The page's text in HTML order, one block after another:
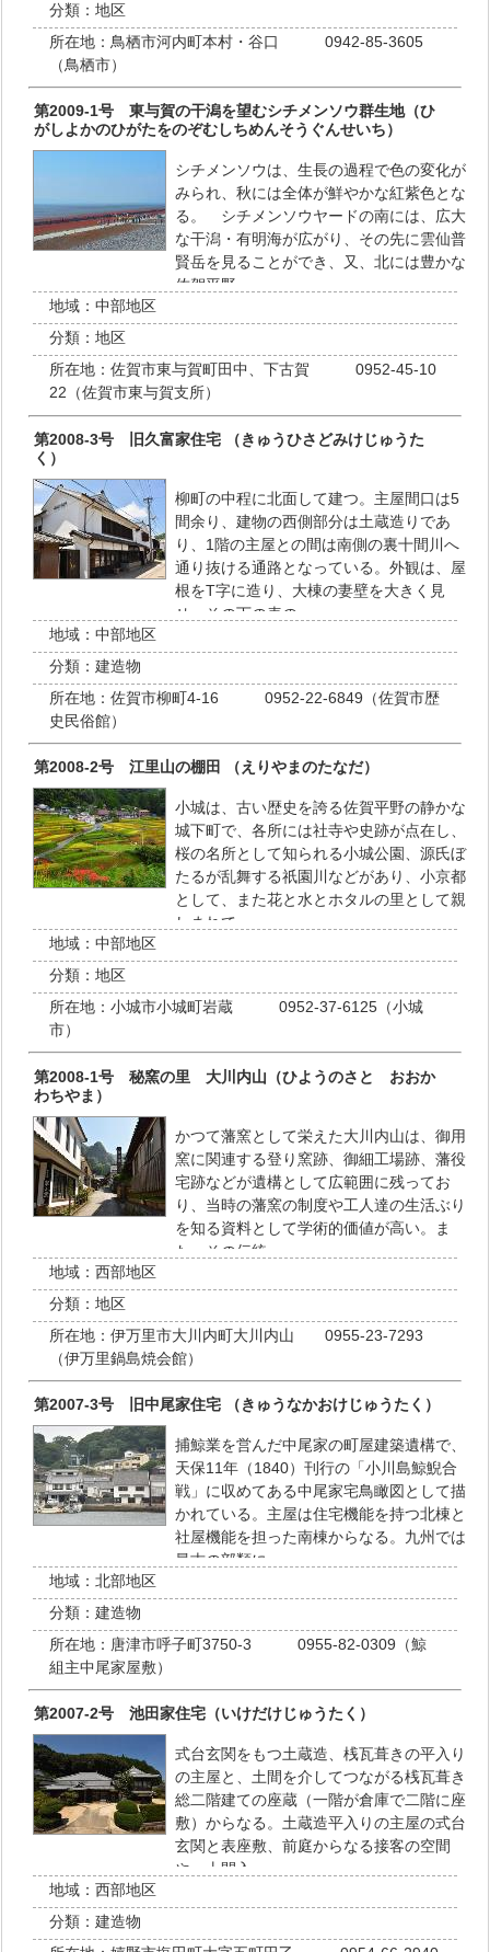
分類： 地区
所在地： 鳥栖市河内町本村・谷口 0942-85-3605
（鳥栖市）
第2009-1号 東与賀の干潟を望むシチメンソウ群生地（ひ
がしよかのひがたをのぞむしちめんそうぐんせいち）
シチメンソウは、生長の過程で色の変化が
みられ、秋には全体が鮮やかな紅紫色とな
る。 シチメンソウヤードの南には、広大
な干潟・有明海が広がり、その先に雲仙普
賢岳を見ることができ、又、北には豊かな
佐賀平野…
地域： 中部地区
分類： 地区
所在地： 佐賀市東与賀町田中、下古賀 0952-45-10
22（佐賀市東与賀支所）
第2008-3号 旧久富家住宅 （きゅうひさどみけじゅうた
く）
柳町の中程に北面して建つ。主屋間口は5
間余り、建物の西側部分は土蔵造りであ
り、1階の主屋との間は南側の裏十間川へ
通り抜ける通路となっている。外観は、屋
根をT字に造り、大棟の妻壁を大きく見
せ、その下の表の…
地域： 中部地区
分類： 建造物
所在地： 佐賀市柳町4-16 0952-22-6849（佐賀市歴
史民俗館）
第2008-2号 江里山の棚田 （えりやまのたなだ）
小城は、古い歴史を誇る佐賀平野の静かな
城下町で、各所には社寺や史跡が点在し、
桜の名所として知られる小城公園、源氏ぼ
たるが乱舞する祇園川などがあり、小京都
として、また花と水とホタルの里として親
しまれて…
地域： 中部地区
分類： 地区
所在地： 小城市小城町岩蔵 0952-37-6125（小城
市）
第2008-1号 秘窯の里 大川内山（ひようのさと おおか
わちやま）
かつて藩窯として栄えた大川内山は、御用
窯に関連する登り窯跡、御細工場跡、藩役
宅跡などが遺構として広範囲に残ってお
り、当時の藩窯の制度や工人達の生活ぶり
を知る資料として学術的価値が高い。ま
た、その伝統…
地域： 西部地区
分類： 地区
所在地： 伊万里市大川内町大川内山 0955-23-7293
（伊万里鍋島焼会館）
第2007-3号 旧中尾家住宅 （きゅうなかおけじゅうたく）
捕鯨業を営んだ中尾家の町屋建築遺構で、
天保11年（1840）刊行の「小川島鯨鯢合
戦」に収めてある中尾家宅鳥瞰図として描
かれている。主屋は住宅機能を持つ北棟と
社屋機能を担った南棟からなる。九州では
最古の部類に…
地域： 北部地区
分類： 建造物
所在地： 唐津市呼子町3750-3 0955-82-0309（鯨
組主中尾家屋敷）
第2007-2号 池田家住宅（いけだけじゅうたく）
式台玄関をもつ土蔵造、桟瓦葺きの平入り
の主屋と、土間を介してつながる桟瓦葺き
総二階建ての座蔵（一階が倉庫で二階に座
敷）からなる。土蔵造平入りの主屋の式台
玄関と表座敷、前庭からなる接客の空間
や、土間入…
地域： 西部地区
分類： 建造物